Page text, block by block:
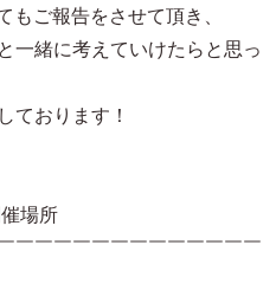
もご報告をさせて頂き、
一緒に考えていけたらと思っ
ております！
場所
￣￣￣￣￣￣￣￣￣￣￣￣￣